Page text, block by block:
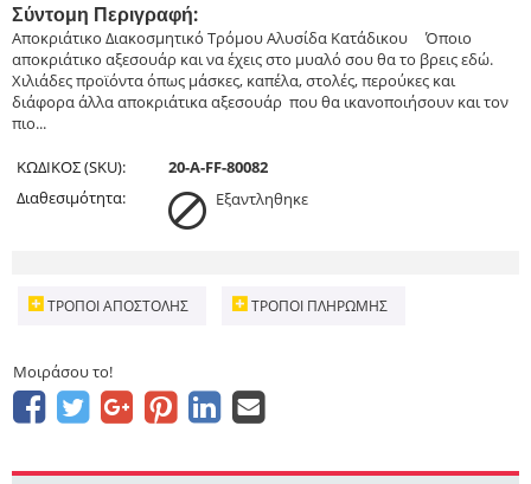
Σύντομη Περιγραφή:
Αποκριάτικο Διακοσμητικό Τρόμου Αλυσίδα Κατάδικου ​ ​ ​ Όποιο
αποκριάτικο αξεσουάρ και να έχεις στο μυαλό σου θα το βρεις εδώ.
Χιλιάδες προϊόντα όπως μάσκες, καπέλα, στολές, περούκες και
διάφορα άλλα αποκριάτικα αξεσουάρ που θα ικανοποιήσουν και τον
πιο...
ΚΩΔΙΚΟΣ (SKU):
20-A-FF-80082
Διαθεσιμότητα:
Εξαντληθηκε
ΤΡΌΠΟΙ ΑΠΟΣΤΟΛΉΣ ΤΡΌΠΟΙ ΠΛΗΡΩΜΉΣ
Μοιράσου το!